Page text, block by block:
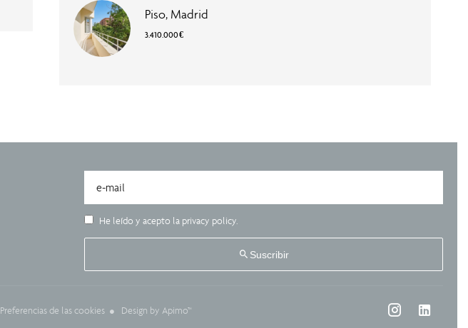
Piso, Madrid
3.410.000 €
He leído y acepto la privacy policy.
Suscribir
Preferencias de las cookies Design by Apimo™